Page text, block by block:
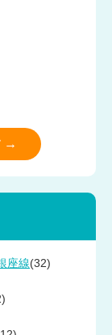
→
座線(32)